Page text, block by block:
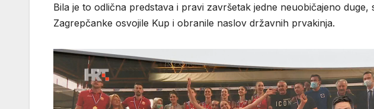
Bila je to odlična predstava i pravi završetak jedne neuobičajeno
Zagrepčanke osvojile Kup i obranile naslov državnih prvakinja.
Reproduktor
videozapisa